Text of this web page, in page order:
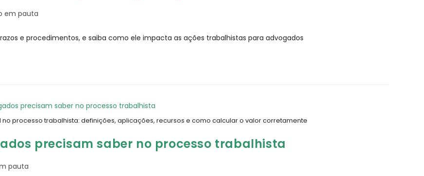
em pauta
e procedimentos, e saiba como ele impacta as ações trabalhistas para advogados
processo trabalhista: definições, aplicações, recursos e como calcular o valor corretamente
precisam saber no processo trabalhista
pauta